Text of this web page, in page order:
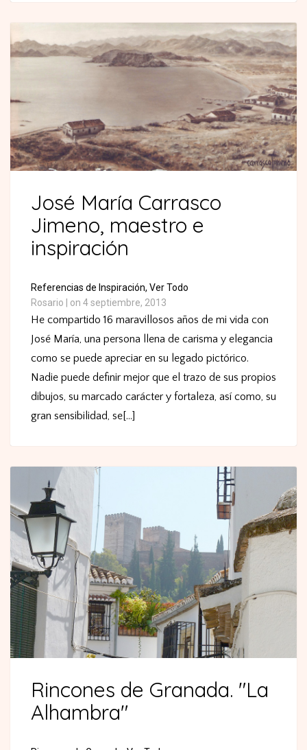
José María Carrasco
Jimeno, maestro e
inspiración
Referencias de Inspiración, Ver Todo
Rosario
on 4 septiembre, 2013
He compartido 16 maravillosos años de mi vida con
José María, una persona llena de carisma y elegancia
como se puede apreciar en su legado pictórico.
Nadie puede definir mejor que el trazo de sus propios
dibujos, su marcado carácter y fortaleza, así como, su
gran sensibilidad, se[...]
Rincones de Granada. "La
Alhambra"